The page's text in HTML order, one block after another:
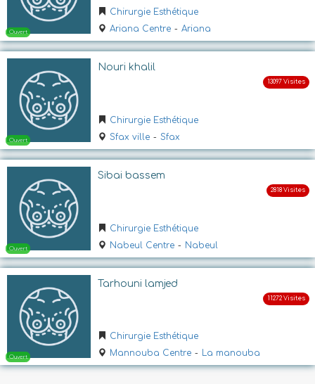
Ouvert
Ouvert
Ouvert
Chirurgie Esthétique
Ariana Centre - Ariana
Nouri khalil
Chirurgie Esthétique
Sfax ville - Sfax
Sibai bassem
Chirurgie Esthétique
Nabeul Centre - Nabeul
Tarhouni lamjed
Chirurgie Esthétique
Mannouba Centre - La manouba